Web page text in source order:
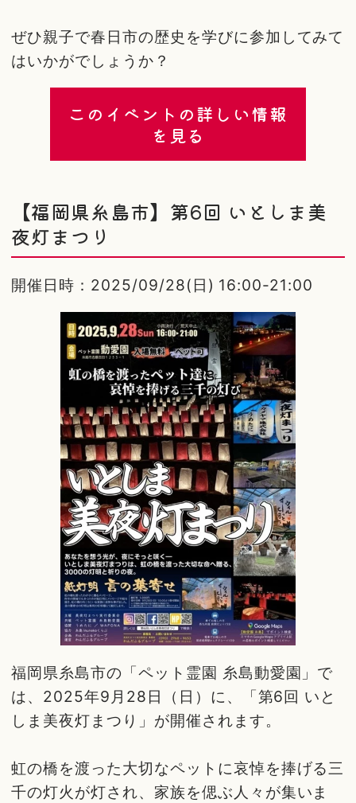
ぜひ親子で春日市の歴史を学びに参加してみて
はいかがでしょうか？
このイベントの詳しい情報
を見る
【福岡県糸島市】第6回 いとしま美
夜灯まつり
開催日時：2025/09/28(日) 16:00-21:00
福岡県糸島市の「ペット霊園 糸島動愛園」で
は、2025年9月28日（日）に、「第6回 いと
しま美夜灯まつり」が開催されます。
虹の橋を渡った大切なペットに哀悼を捧げる三
千の灯火が灯され、家族を偲ぶ人々が集いま